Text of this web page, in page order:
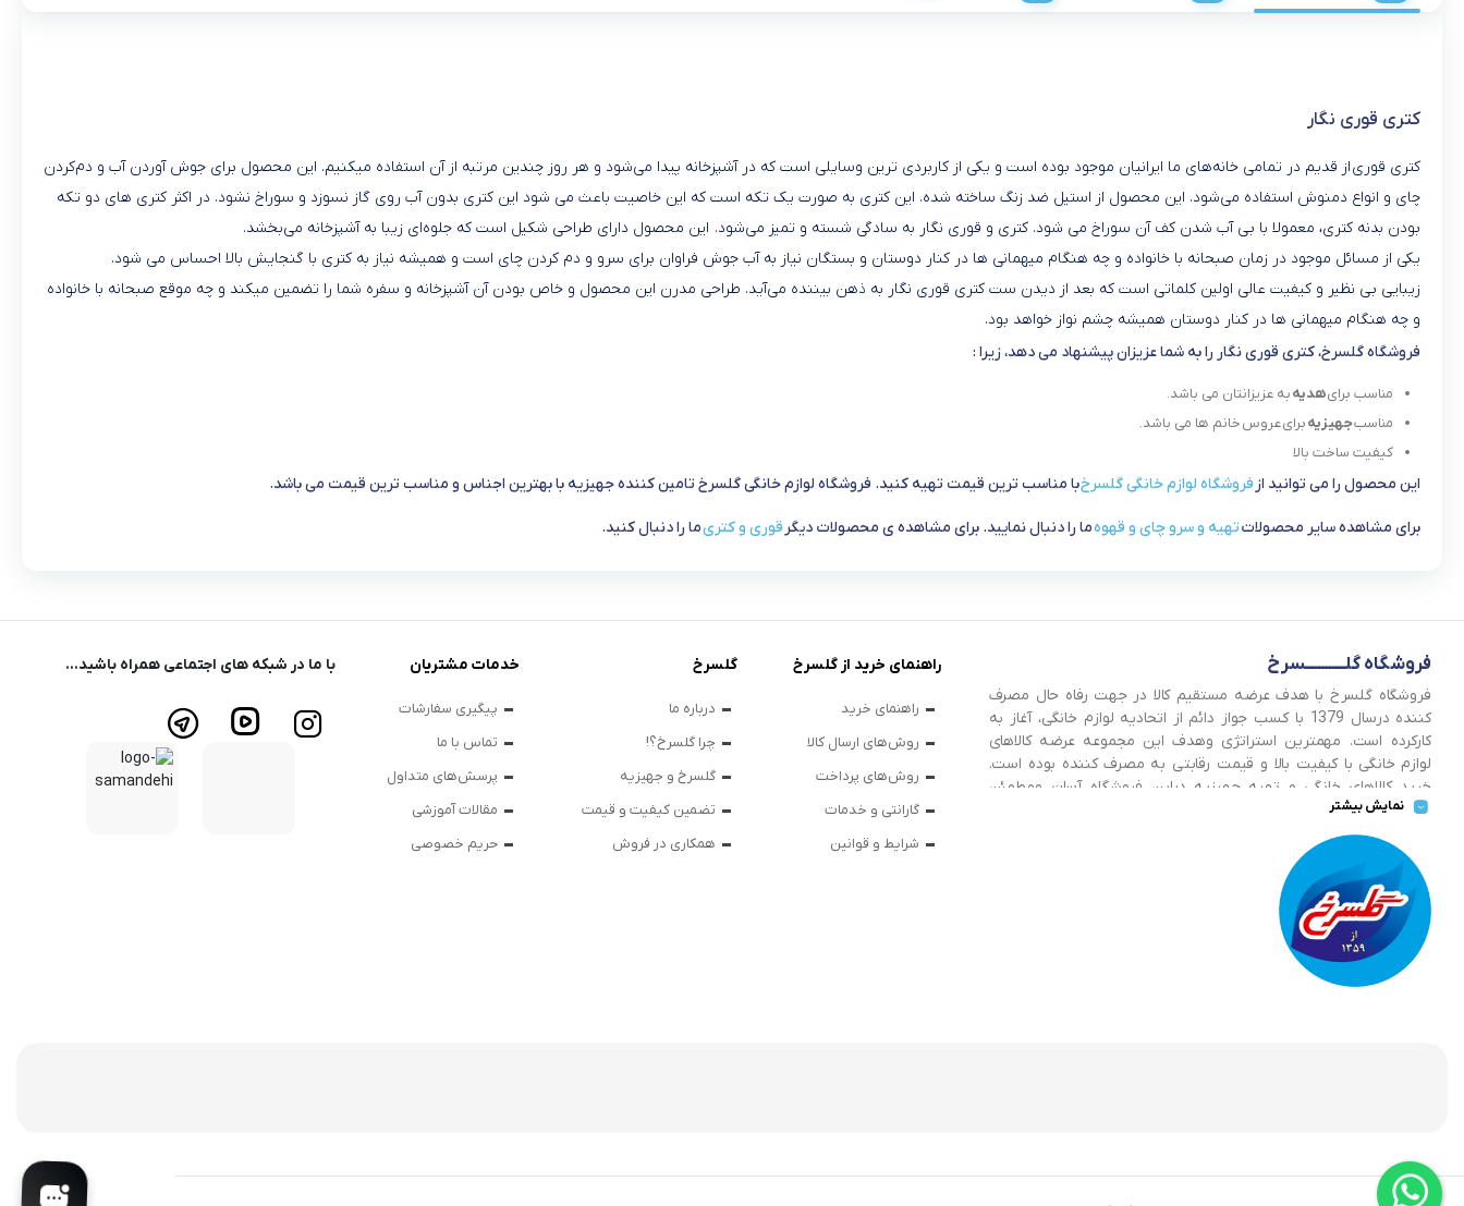
کتری قوری نگار
کتری قوریاز قدیم در تمامی خانه‌های ما ایرانیان موجود بوده‌ است و یکی از کاربردی ترین وسایلی است که در آشپزخانه پیدا می‌شود و هر روز چندین مرتبه از آن استفاده میکنیم. این محصول برای جوش آوردن آب و دم‌کردن
چای و انواع دمنوش استفاده می‌شود. این محصول از استیل ضد زنگ ساخته شده. این کتری به صورت یک تکه است که این خاصیت باعث می شود این کتری بدون آب روی گاز نسوزد و سوراخ نشود. در اکثر کتری های دو تکه
بودن بدنه کتری، معمولا با بی آب شدن کف آن سوراخ می شود. کتری و قوری نگار به سادگی شسته و تمیز می‌شود. این محصول دارای طراحی شکیل است که جلوه‌ای زیبا به آشپزخانه می‌بخشد.
یکی از مسائل موجود در زمان صبحانه با خانواده و چه هنگام میهمانی ها در کنار دوستان و بستگان نیاز به آب جوش فراوان برای سرو و دم کردن چای است و همیشه نیاز به کتری با گنجایش بالا احساس می شود.
زیبایی بی نظیر و کیفیت عالی اولین کلماتی است که بعد از دیدن ست کتری قوری نگار به ذهن بیننده می‌آید. طراحی مدرن این محصول و خاص بودن آن آشپزخانه و سفره شما را تضمین میکند و چه موقع صبحانه با خانواده
و چه هنگام میهمانی ها در کنار دوستان همیشه چشم نواز خواهد بود.
فروشگاه گلسرخ، کتری قوری نگار را به شما عزیزان پیشنهاد می دهد، زیرا :
مناسب برایهدیهبه عزیزانتان می باشد.
مناسبجهیزیهبرای عروس خانم ها می باشد.
کیفیت ساخت بالا
این محصول را می توانید از فروشگاه لوازم خانگی گلسرخبا مناسب ترین قیمت تهیه کنید. فروشگاه لوازم خانگی گلسرخ تامین کننده جهیزیه با بهترین اجناس و مناسب ترین قیمت می باشد.
برای مشاهده سایر محصولاتتهیه و سرو چای و قهوهما را دنبال نمایید. برای مشاهده ی محصولات دیگر قوری و کتریما را دنبال کنید.
فروشگاه گلــــــــــــسرخ
فروشگاه گلسرخ با هدف عرضه مستقیم کالا در جهت رفاه حال مصرف
کننده درسال 1379 با کسب جواز دائم از اتحادیه لوازم خانگی، آغاز به
کارکرده است. مهمترین استراتژی وهدف این مجموعه عرضه کالاهای
لوازم خانگی با کیفیت بالا و قیمت رقابتی به مصرف کننده بوده است.
خرید کالاهای خانگی و تهیه جهیزیه دراین فروشگاه آسان ومطمئن
صورت می پذیرد . گسترش کسب وکارهای اینترنتی ما را بر آن داشت تا
با ایجاد فروشگاه اینترنتی گلسرخ به خدمت رسانی گسترده تر و با
شرایط بهتر بپردازیم.
نمایش بیشتر
راهنمای خرید از گلسرخ
راهنمای خرید
روش‌های ارسال کالا
روش‌های پرداخت
گارانتی و خدمات
شرایط و قوانین
گلسرخ
درباره ما
چرا گلسرخ؟!
گلسرخ و جهیزیه
تضمین کیفیت و قیمت
همکاری در فروش
خدمات مشتریان
پیگیری سفارشات
تماس با ما
پرسش‌های متداول
مقالات آموزشی
حریم خصوصی
با ما در شبکه های اجتماعی همراه باشید...